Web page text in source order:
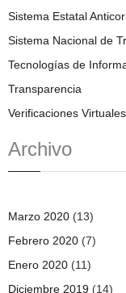
Sistema Estatal
Sistema Nacional de
Tecnologías de
Transparencia
Verificaciones
Archivo
Marzo 2020 (13)
Febrero 2020 (7)
Enero 2020 (11)
Diciembre 2019 (14)